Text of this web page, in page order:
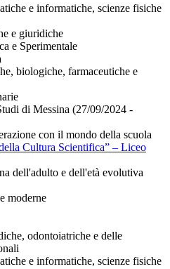
e informatiche, scienze fisiche
e giuridiche
e Sperimentale
biologiche, farmaceutiche e
di Messina (27/09/2024 -
con il mondo della scuola
Cultura Scientifica” – Liceo
dell'adulto e dell'età evolutiva
moderne
odontoiatriche e delle
e informatiche, scienze fisiche